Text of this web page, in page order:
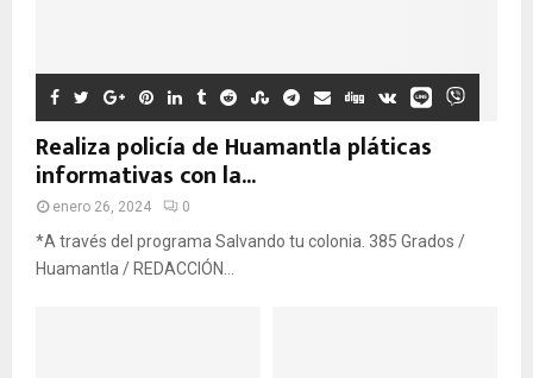
Realiza policía de Huamantla pláticas
informativas con la...
enero 26, 2024 0
*A través del programa Salvando tu colonia. 385 Grados /
Huamantla / REDACCIÓN...